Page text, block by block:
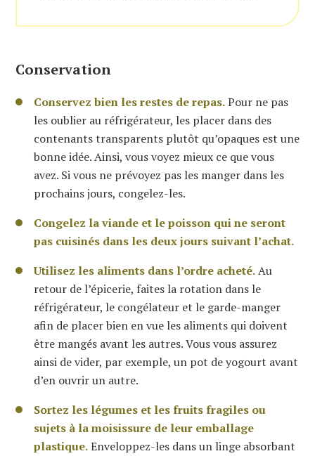
Conservation
Conservez bien les restes de repas.Pour ne pas
les oublier au réfrigérateur, les placer dans des
contenants transparents plutôt qu’opaques est une
bonne idée. Ainsi, vous voyez mieux ce que vous
avez. Si vous ne prévoyez pas les manger dans les
prochains jours, congelez-les.
Congelez la viande et le poisson qui ne seront
pas cuisinés dans les deux jours suivant l’achat.
Utilisez les aliments dans l’ordre acheté.Au
retour de l’épicerie, faites la rotation dans le
réfrigérateur, le congélateur et le garde-manger
afin de placer bien en vue les aliments qui doivent
être mangés avant les autres. Vous vous assurez
ainsi de vider, par exemple, un pot de yogourt avant
d’en ouvrir un autre.
Sortez les légumes et les fruits fragiles ou
sujets à la moisissure de leur emballage
plastique.Enveloppez-les dans un linge absorbant